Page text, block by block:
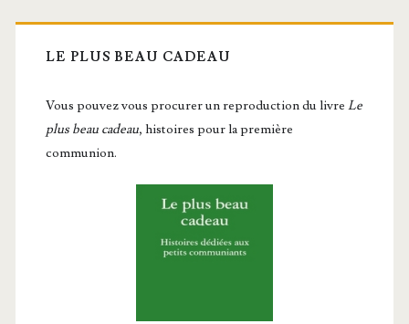
LE PLUS BEAU CADEAU
Vous pou­vez vous pro­cu­rer un repro­duc­tion du livre Le
plus beau cadeau, histoires pour la première
communion.